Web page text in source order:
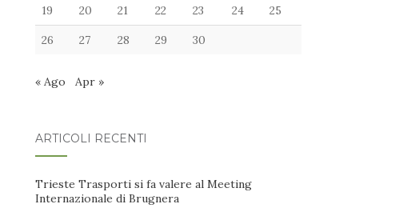
19 20 21 22 23 24 25
26 27 28 29 30
« Ago Apr »
ARTICOLI RECENTI
Trieste Trasporti si fa valere al Meeting
Internazionale di Brugnera